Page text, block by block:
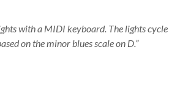
with a MIDI keyboard. The lights cycle
on the minor blues scale on D.”